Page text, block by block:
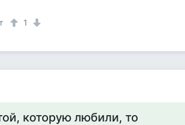
1
которую любили, то